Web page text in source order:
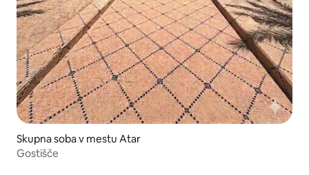
Skupna soba v mestu Atar
Gostišče